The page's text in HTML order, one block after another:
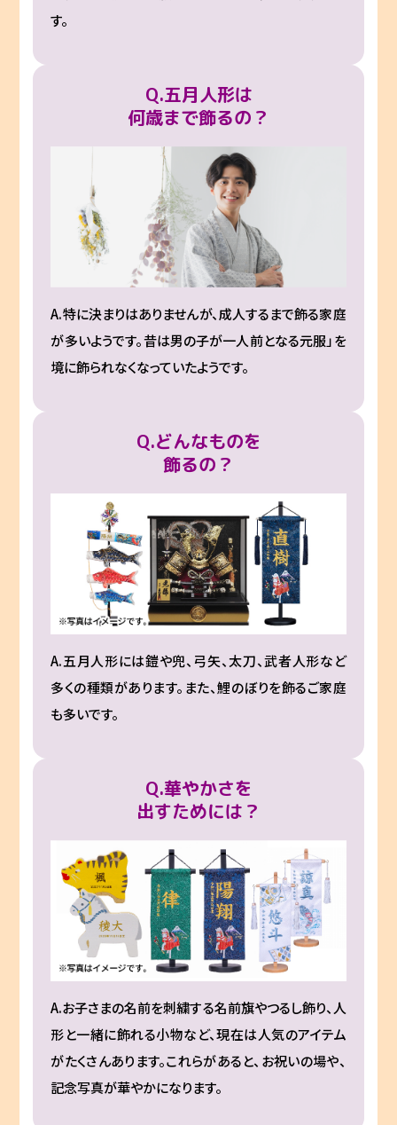
す。
Q.五月人形は
何歳まで飾るの？
A.特に決まりはありませんが、成人するまで飾る家庭
が多いようです。昔は男の子が一人前となる元服」を
境に飾られなくなっていたようです。
Q.どんなものを
飾るの？
A.五月人形には鎧や兜、弓矢、太刀、武者人形など
多くの種類があります。また、鯉のぼりを飾るご家庭
も多いです。
Q.華やかさを
出すためには？
A.お子さまの名前を刺繍する名前旗やつるし飾り、人
形と一緒に飾れる小物など、現在は人気のアイテム
がたくさんあります。これらがあると、お祝いの場や、
記念写真が華やかになります。